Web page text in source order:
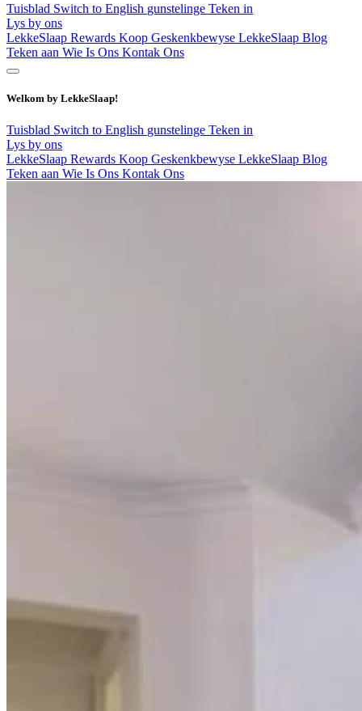
Tuisblad Switch to English gunstelinge Teken in
Lys by ons
LekkeSlaap Rewards Koop Geskenkbewyse LekkeSlaap Blog
Teken aan Wie Is Ons Kontak Ons
Welkom by LekkeSlaap!
Tuisblad Switch to English gunstelinge Teken in
Lys by ons
LekkeSlaap Rewards Koop Geskenkbewyse LekkeSlaap Blog
Teken aan Wie Is Ons Kontak Ons